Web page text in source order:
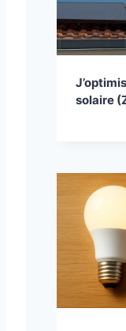
solaire